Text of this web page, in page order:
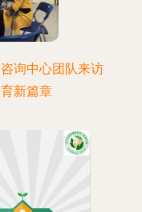
询中心团队来访
新篇章